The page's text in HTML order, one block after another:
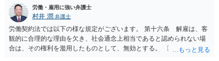
労働・雇用に強い弁護士
村井 潤 弁護士
労働契約法では以下の様な規定がございます。 第十六条 解雇は、客
観的に合理的な理由を欠き、社会通念上相当であると認められない場
合は、その権利を濫用したものとして、無効とする。 【ご質問１に対